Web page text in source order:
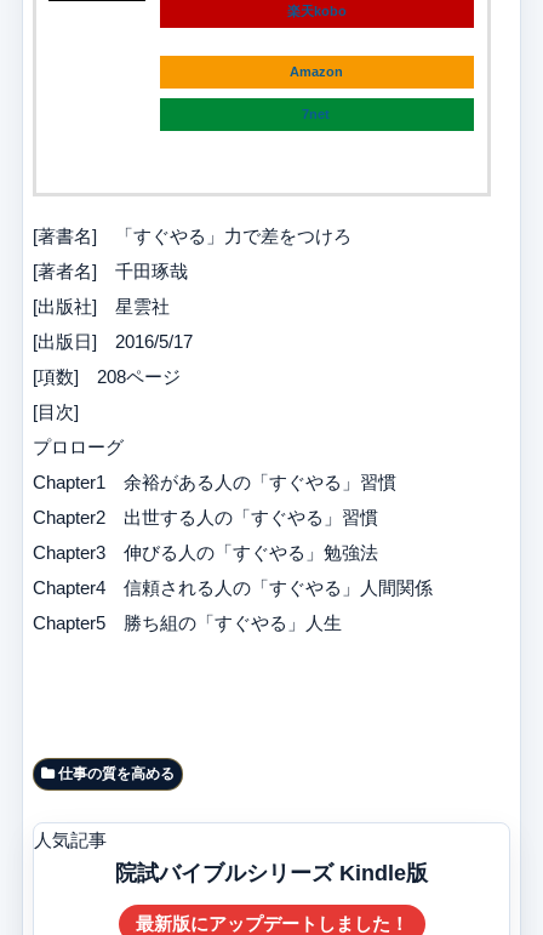
楽天kobo
Amazon
7net
[著書名] 「すぐやる」力で差をつけろ
[著者名] 千田琢哉
[出版社] 星雲社
[出版日] 2016/5/17
[項数] 208ページ
[目次]
プロローグ
Chapter1 余裕がある人の「すぐやる」習慣
Chapter2 出世する人の「すぐやる」習慣
Chapter3 伸びる人の「すぐやる」勉強法
Chapter4 信頼される人の「すぐやる」人間関係
Chapter5 勝ち組の「すぐやる」人生
仕事の質を高める
人気記事
院試バイブルシリーズ Kindle版
最新版にアップデートしました！